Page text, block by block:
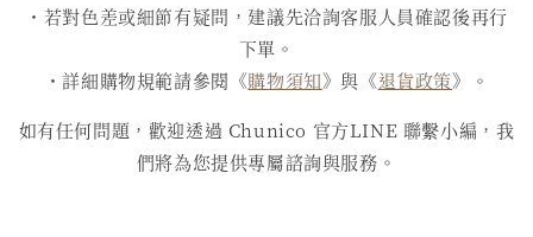
・若對色差或細節有疑問，建議先洽詢客服人員確認後再行
下單。
・詳細購物規範請參閱《購物須知》與《退貨政策》。
如有任何問題，歡迎透過 Chunico 官方LINE 聯繫小編，我
們將為您提供專屬諮詢與服務。